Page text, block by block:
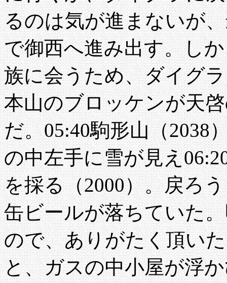
るのは気が進まないが
で御西へ進み出す。し
族に会うため、ダイグ
本山のブロッケンが天
だ。05:40駒形山（2038
の中左手に雪が見え
を採る（2000）。戻ろ
缶ビールが落ちていた
ので、ありがたく頂い
と、ガスの中小屋が浮